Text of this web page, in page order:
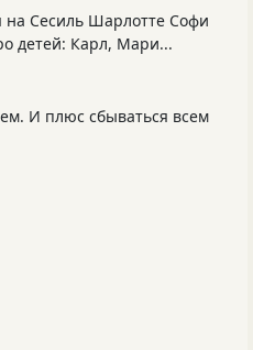
Сесиль Шарлотте Софи
детей: Карл, Мари...
И плюс сбываться всем